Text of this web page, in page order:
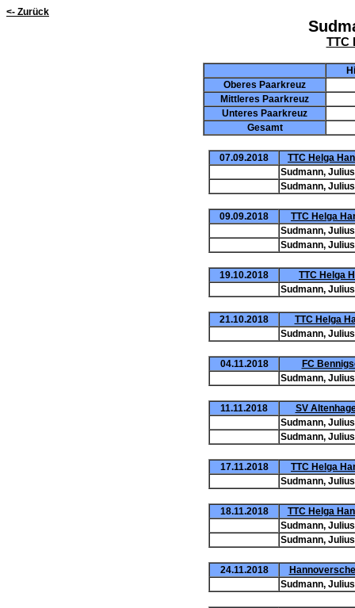
<- Zurück
TTC
Oberes Paarkreuz
Mittleres Paarkreuz
Unteres Paarkreuz
Gesamt
07.09.2018
TTC Helga
Sudmann,
Sudmann,
09.09.2018
TTC Helga
Sudmann,
Sudmann,
19.10.2018
TTC Helga
Sudmann,
21.10.2018
TTC Helga
Sudmann,
04.11.2018
FC
Sudmann,
11.11.2018
SV
Sudmann,
Sudmann,
17.11.2018
TTC Helga
Sudmann,
18.11.2018
TTC Helga
Sudmann,
Sudmann,
24.11.2018
Sudmann,